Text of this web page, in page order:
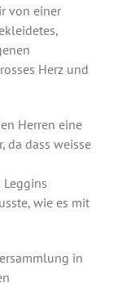
von einer
Herz und
Herren eine
da dass weisse
wie es mit
in